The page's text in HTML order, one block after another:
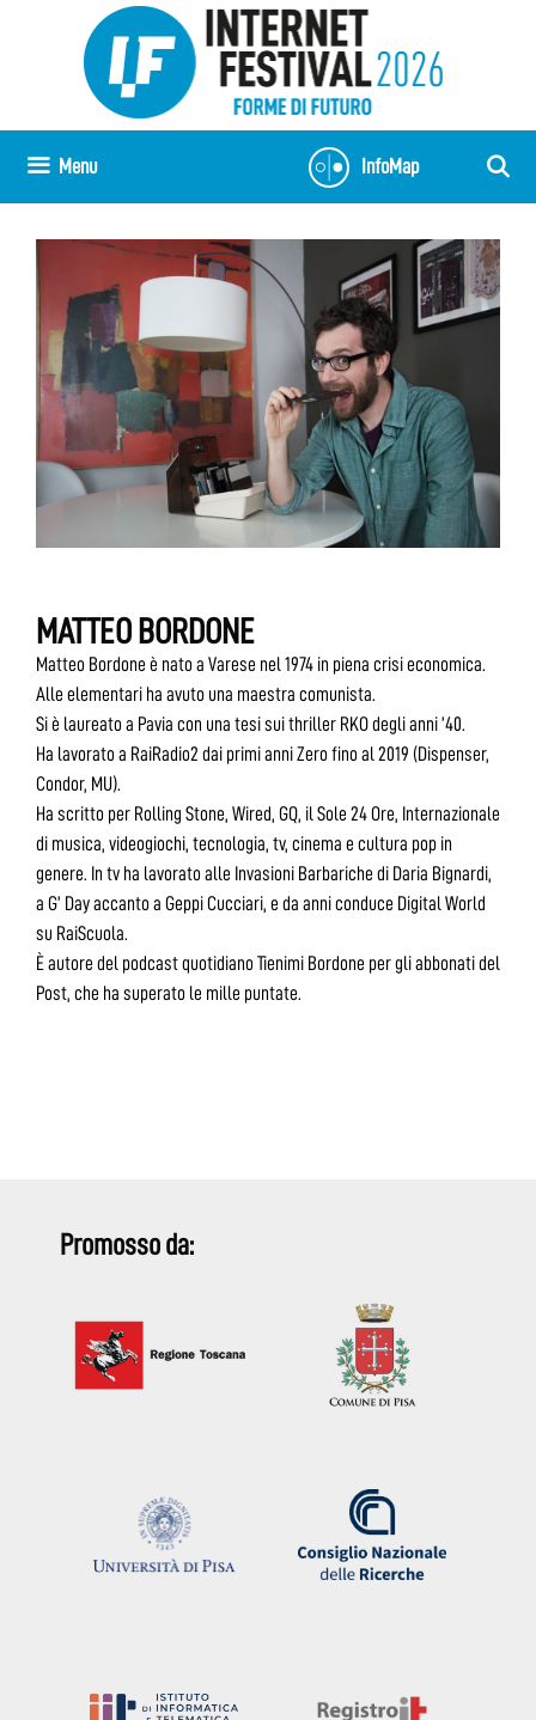
InfoMap
Menu
MATTEO BORDONE
Matteo Bordone è nato a Varese nel 1974 in piena crisi economica.
Alle elementari ha avuto una maestra comunista.
Si è laureato a Pavia con una tesi sui thriller RKO degli anni ’40.
Ha lavorato a RaiRadio2 dai primi anni Zero fino al 2019 (Dispenser,
Condor, MU).
Ha scritto per Rolling Stone, Wired, GQ, il Sole 24 Ore, Internazionale
di musica, videogiochi, tecnologia, tv, cinema e cultura pop in
genere. In tv ha lavorato alle Invasioni Barbariche di Daria Bignardi,
a G’ Day accanto a Geppi Cucciari, e da anni conduce Digital World
su RaiScuola.
È autore del podcast quotidiano Tienimi Bordone per gli abbonati del
Post, che ha superato le mille puntate.
Promosso da: